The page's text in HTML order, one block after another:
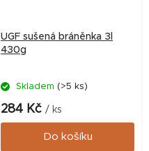
UGF sušená bráněnka 3l
430g
Skladem (>5 ks)
284 Kč / ks
Do košíku